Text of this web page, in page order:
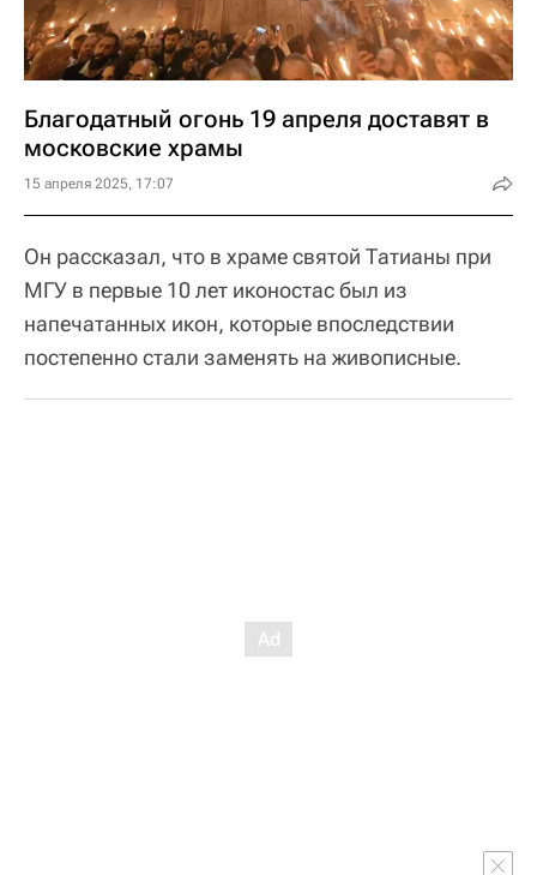
Благодатный огонь 19 апреля доставят в
московские храмы
15 апреля 2025, 17:07
Он рассказал, что в храме святой Татианы при
МГУ в первые 10 лет иконостас был из
напечатанных икон, которые впоследствии
постепенно стали заменять на живописные.